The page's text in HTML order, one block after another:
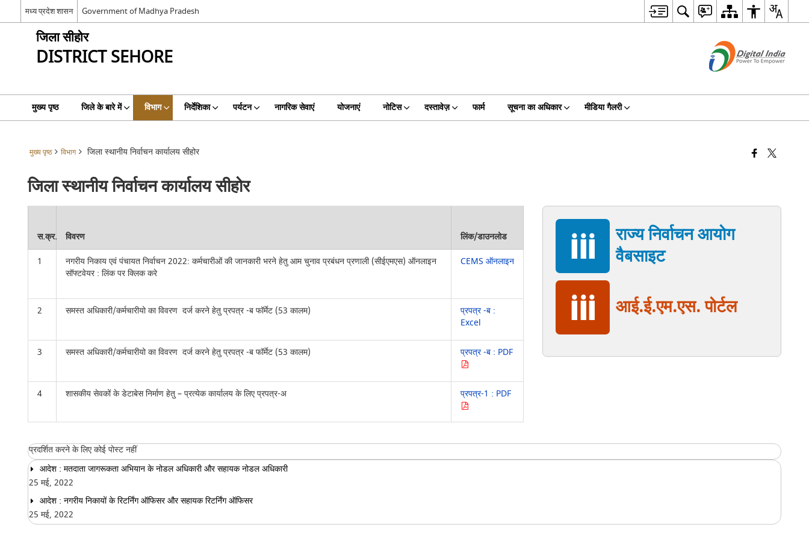
मध्य प्रदेश शासन Government of Madhya Pradesh
जिला सीहोर
DISTRICT SEHORE
मुख्य पृष्ठ जिले के बारे में विभाग निर्देशिका पर्यटन नागरिक सेवाएं योजनाएं नोटिस दस्तावेज़ फार्म सूचना का अधिकार मीडिया गैलरी
मुख्य पृष्ठ विभाग जिला स्थानीय निर्वाचन कार्यालय सीहोर
जिला स्थानीय निर्वाचन कार्यालय सीहोर
स.क्र. विवरण
लिंक/डाउनलोड
1
नगरीय निकाय एवं पंचायत निर्वाचन 2022: कर्मचारीओं की जानकारी भरने हेतु आम चुनाव प्रबंधन प्रणाली (सीईएमएस) ऑनलाइन
सॉफ्टवेयर : लिंक पर क्लिक करे
CEMS ऑनलाइन
2 समस्त अधिकारी/कर्मचारीयो का विवरण दर्ज करने हेतु प्रपत्र -ब फॉर्मेट (53 कालम)
प्रपत्र -ब :
Excel
3 समस्त अधिकारी/कर्मचारीयो का विवरण दर्ज करने हेतु प्रपत्र -ब फॉर्मेट (53 कालम) प्रपत्र -ब : PDF
4 शासकीय सेवकों के डेटाबेस निर्माण हेतु – प्रत्येक कार्यालय के लिए प्रपत्र-अ प्रपत्र-1 : PDF
राज्य निर्वाचन आयोग
वैबसाइट
आई.ई.एम.एस. पोर्टल
प्रदर्शित करने के लिए कोई पोस्ट नहीं
आदेश : मतदाता जागरूकता अभियान के नोडल अधिकारी और सहायक नोडल अधिकारी
25 मई, 2022
आदेश : नगरीय निकायों के रिटर्निंग ऑफिसर और सहायक रिटर्निंग ऑफिसर
25 मई, 2022